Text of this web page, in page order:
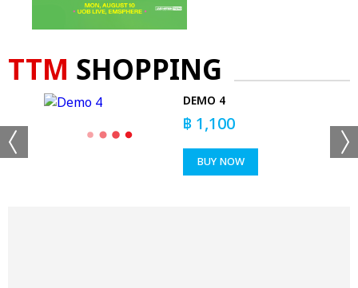
TTM SHOPPING
DEMO 4
฿ 1,100
BUY NOW